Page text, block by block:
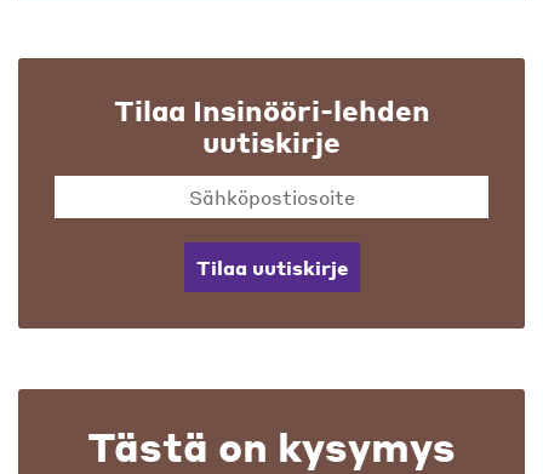
Tilaa Insinööri-lehden
uutiskirje
Tilaa uutiskirje
Tästä on kysymys